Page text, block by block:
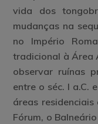
vida dos
mudanças na
no Império
tradicional à Área
observar ruínas
entre o séc. I a.C.
áreas
Fórum, o